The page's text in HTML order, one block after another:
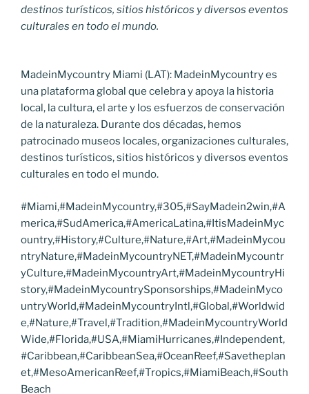
destinos turísticos, sitios históricos y diversos eventos
culturales en todo el mundo.
MadeinMycountry Miami (LAT): MadeinMycountry es
una plataforma global que celebra y apoya la historia
local, la cultura, el arte y los esfuerzos de conservación
de la naturaleza. Durante dos décadas, hemos
patrocinado museos locales, organizaciones culturales,
destinos turísticos, sitios históricos y diversos eventos
culturales en todo el mundo.
#Miami,#MadeinMycountry,#305,#SayMadein2win,#A
merica,#SudAmerica,#AmericaLatina,#ItisMadeinMyc
ountry,#History,#Culture,#Nature,#Art,#MadeinMycou
ntryNature,#MadeinMycountryNET,#MadeinMycountr
yCulture,#MadeinMycountryArt,#MadeinMycountryHi
story,#MadeinMycountrySponsorships,#MadeinMyco
untryWorld,#MadeinMycountryIntl,#Global,#Worldwid
e,#Nature,#Travel,#Tradition,#MadeinMycountryWorld
Wide,#Florida,#USA,#MiamiHurricanes,#Independent,
#Caribbean,#CaribbeanSea,#OceanReef,#Savetheplan
et,#MesoAmericanReef,#Tropics,#MiamiBeach,#South
Beach